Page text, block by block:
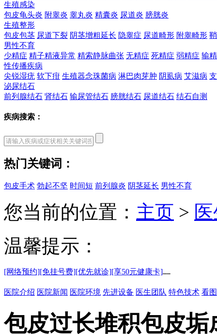
生殖感染
包皮龟头炎 附睾炎 睾丸炎 精囊炎 尿道炎 膀胱炎
生殖整形
包皮包茎 尿道下裂 阴茎增粗延长 隐睾症 尿道畸形 附睾畸形
男性不育
少精症 精子精液异常 精索静脉曲张 无精症 死精症 弱精症 输
性传播疾病
尖锐湿疣 软下疳 生殖器念珠菌病 淋巴肉芽肿 阴虱病 艾滋病
泌尿结石
前列腺结石 肾结石 输尿管结石 膀胱结石 尿道结石 结石自测
疾病搜索：
热门关键词：
包皮手术 勃起不坚 时间短 前列腺炎 阴茎延长 男性不育
您当前的位置： 主页 >
温馨提示：
[网络预约][免挂号费][优先就诊][享50元健康卡]……
医院介绍 医院新闻 医院环境 先进设备 医生团队 特色技术 看
包皮过长堆积包皮